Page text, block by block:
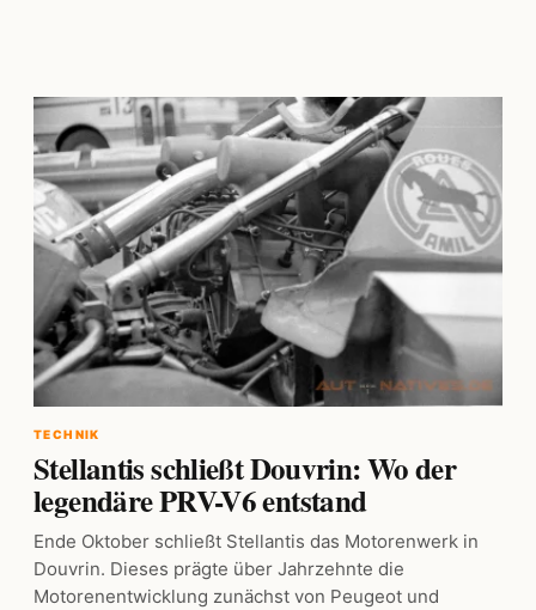
TECHNIK
Stellantis schließt Douvrin: Wo der
legendäre PRV-V6 entstand
Ende Oktober schließt Stellantis das Motorenwerk in
Douvrin. Dieses prägte über Jahrzehnte die
Motorenentwicklung zunächst von Peugeot und